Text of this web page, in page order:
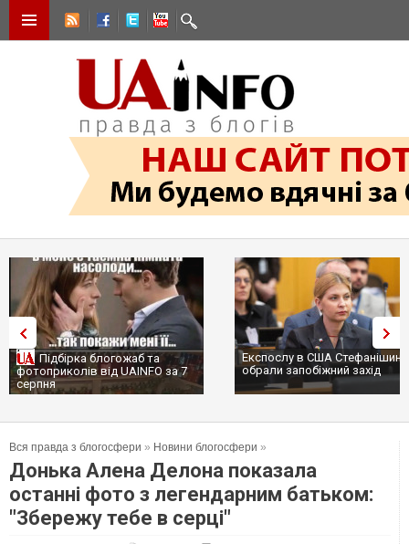
Підбірка блогожаб та
фотоприколів від UAINFO за 7
серпня
Експослу в США
обрали запобіжний захід
Вся правда з блогосфери » Новини блогосфери »
Донька Алена Делона показала
останні фото з легендарним батьком:
"Збережу тебе в серці"